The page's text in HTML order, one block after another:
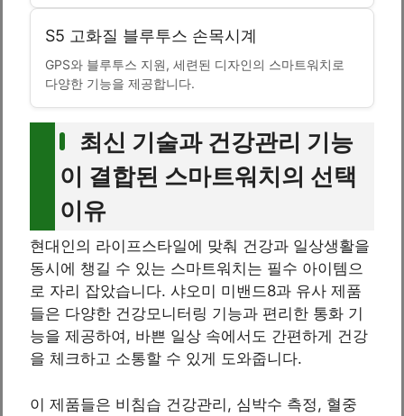
S5 고화질 블루투스 손목시계
GPS와 블루투스 지원, 세련된 디자인의 스마트워치로
다양한 기능을 제공합니다.
최신 기술과 건강관리 기능
이 결합된 스마트워치의 선택
이유
현대인의 라이프스타일에 맞춰 건강과 일상생활을
동시에 챙길 수 있는 스마트워치는 필수 아이템으
로 자리 잡았습니다. 샤오미 미밴드8과 유사 제품
들은 다양한 건강모니터링 기능과 편리한 통화 기
능을 제공하여, 바쁜 일상 속에서도 간편하게 건강
을 체크하고 소통할 수 있게 도와줍니다.
이 제품들은 비침습 건강관리, 심박수 측정, 혈중